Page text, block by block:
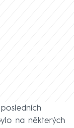
na některých